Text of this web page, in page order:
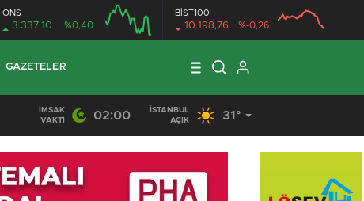
ONS
3.337,10 %0,40
BİST100
10.198,76 %-0,26
GAZETELER
İMSAK
VAKTI
02:00
İSTANBUL
AÇIK
31°